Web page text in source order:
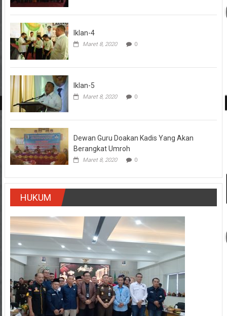
Iklan-4
Maret 8, 2020 0
Iklan-5
Maret 8, 2020 0
Dewan Guru Doakan Kadis Yang Akan
Berangkat Umroh
Maret 8, 2020 0
HUKUM